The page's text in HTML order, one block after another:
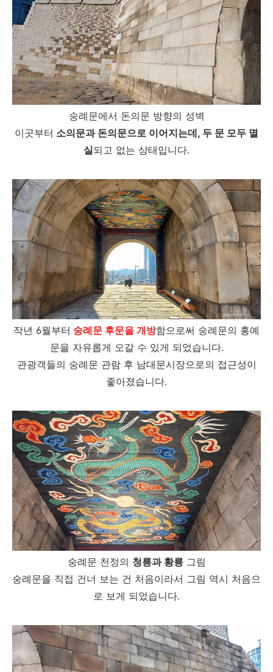
숭례문에서 돈의문 방향의 성벽
이곳부터 소의문과 돈의문으로 이어지는데, 두 문 모두 멸
실되고 없는 상태입니다.
작년 6월부터 숭례문 후문을 개방함으로써 숭례문의 홍예
문을 자유롭게 오갈 수 있게 되었습니다.
관광객들의 숭례문 관람 후 남대문시장으로의 접근성이
좋아졌습니다.
숭례문 천정의 청룡과 황룡그림
숭례문을 직접 건너 보는 건 처음이라서 그림 역시 처음으
로 보게 되었습니다.